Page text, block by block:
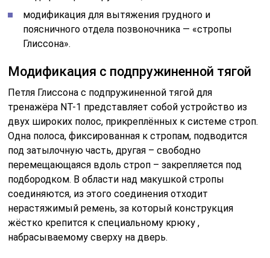
модификация для вытяжения грудного и
поясничного отдела позвоночника — «стропы
Глиссона».
Модификация с подпружиненной тягой
Петля Глиссона с подпружиненной тягой для
тренажёра NT-1 представляет собой устройство из
двух широких полос, прикреплённых к системе строп.
Одна полоса, фиксированная к стропам, подводится
под затылочную часть, другая – свободно
перемещающаяся вдоль строп – закрепляется под
подбородком. В области над макушкой стропы
соединяются, из этого соединения отходит
нерастяжимый ремень, за который конструкция
жёстко крепится к специальному крюку ,
набрасываемому сверху на дверь.